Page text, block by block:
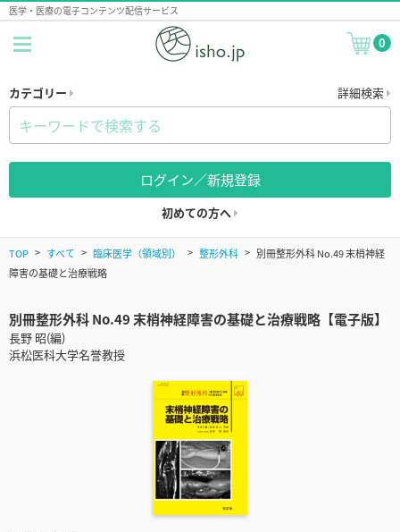
医学・医療の電子コンテンツ配信サービス
0
カテゴリー 詳細検索
ログイン／新規登録
初めての方へ
TOP すべて 臨床医学（領域別） 整形外科
別冊整形外科 No.49 末梢神経
障害の基礎と治療戦略
別冊整形外科 No.49 末梢神経障害の基礎と治療戦略【電子版】
長野 昭(編)
浜松医科大学名誉教授